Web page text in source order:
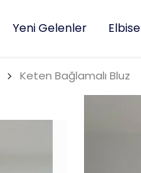
Yeni Gelenler Elbise
Keten Bağlamalı Bluz